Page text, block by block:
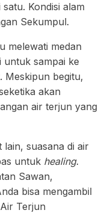
Kondisi alam
Sekumpul.
melewati medan
sampai ke
Meskipun begitu,
akan
air terjun yang
suasana di air
untuk healing.
Sawan,
bisa mengambil
Terjun